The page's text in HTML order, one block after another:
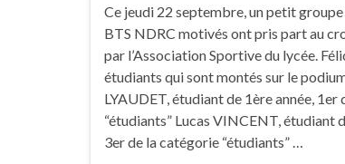
Ce jeudi 22 septembre, un petit groupe
BTS NDRC motivés ont pris part au
par l’Association Sportive du lycée.
étudiants qui sont montés sur le
LYAUDET, étudiant de 1ère année, 1er
“étudiants” Lucas VINCENT, étudiant
3er de la catégorie “étudiants” …